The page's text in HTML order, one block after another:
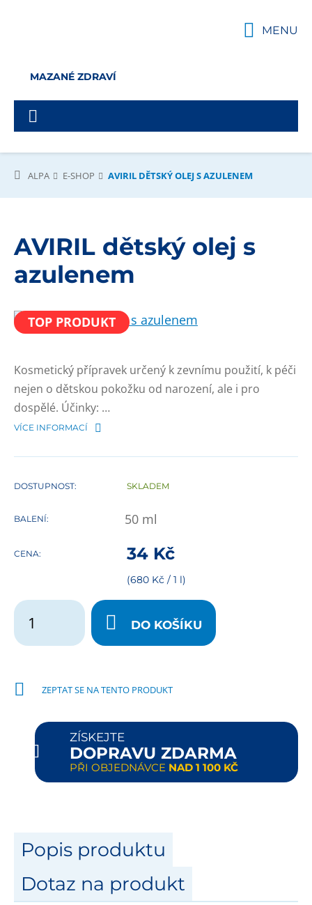
MAZANÉ ZDRAVÍ
MENU
ALPA E-SHOP AVIRIL DĚTSKÝ OLEJ S AZULENEM
AVIRIL dětský olej s
azulenem
TOP PRODUKT
Kosmetický přípravek určený k zevnímu použití, k péči
nejen o dětskou pokožku od narození, ale i pro
dospělé. Účinky: …
VÍCE INFORMACÍ
DOSTUPNOST: SKLADEM
BALENÍ: 50 ml
CENA: 34 Kč
(680 Kč / 1 l)
DO KOŠÍKU
ZEPTAT SE NA TENTO PRODUKT
ZÍSKEJTE
DOPRAVU ZDARMA
PŘI OBJEDNÁVCE NAD 1 100 KČ
Popis produktu
Dotaz na produkt